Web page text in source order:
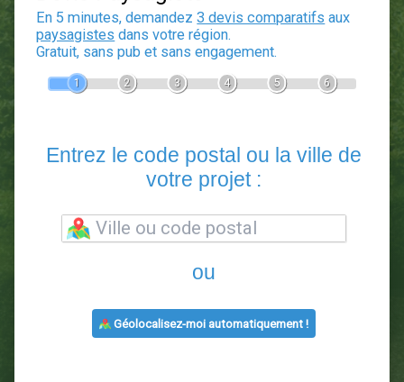
Devis Paysagiste
En 5 minutes, demandez3 devis comparatifs
votre projet :